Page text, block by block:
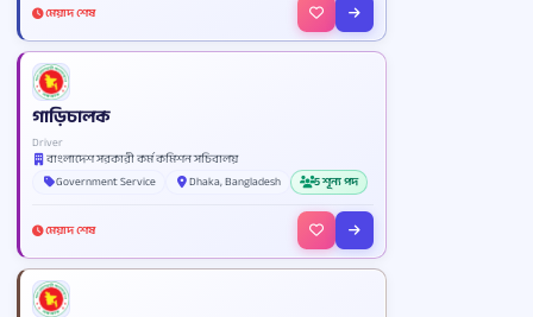
মেয়াদ শেষ
গাড়িচালক
Driver
বাংলাদেশ সরকারী কর্ম কমিশন সচিবালয়
Government Service
Dhaka, Bangladesh 5 শূন্য পদ
মেয়াদ শেষ